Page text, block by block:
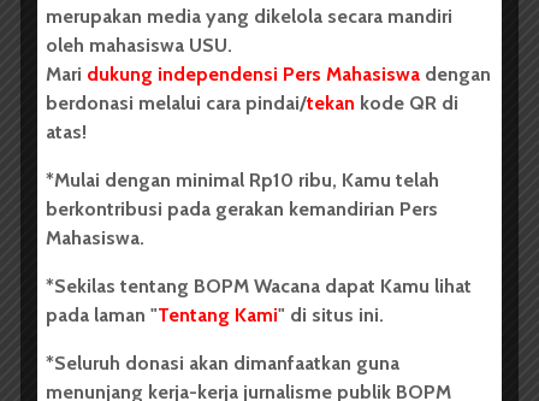
BERITA KAMPUS
Dua Mahasiswa Etnomusikologi
USU Torehkan Prestasi di
PEKSIMIDA 2026
Dark Mode | Moda Gelap
Oleh: Syarifah Sarah Nurjiha USU, wacana.org –...
Redaksi 2 menit waktu baca
merupakan media yang dikelola secara mandiri
oleh mahasiswa USU.
Mari dukung independensi Pers Mahasiswa dengan
berdonasi melalui cara pindai/tekan kode QR di
atas!
*Mulai dengan minimal Rp10 ribu, Kamu telah
berkontribusi pada gerakan kemandirian Pers
Mahasiswa.
*Sekilas tentang BOPM Wacana dapat Kamu lihat
pada laman "Tentang Kami" di situs ini.
*Seluruh donasi akan dimanfaatkan guna
menunjang kerja-kerja jurnalisme publik BOPM